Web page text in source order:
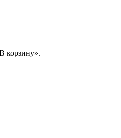
корзину».